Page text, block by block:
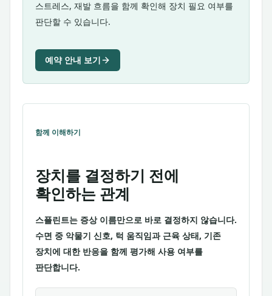
스트레스, 재발 흐름을 함께 확인해 장치 필요 여부를
판단할 수 있습니다.
예약 안내 보기
함께 이해하기
장치를 결정하기 전에
확인하는 관계
스플린트는 증상 이름만으로 바로 결정하지 않습니다.
수면 중 악물기 신호, 턱 움직임과 근육 상태, 기존
장치에 대한 반응을 함께 평가해 사용 여부를
판단합니다.